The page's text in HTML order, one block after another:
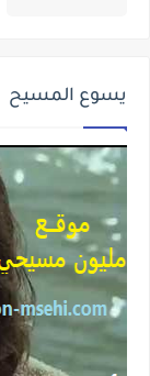
يسوع المسيح